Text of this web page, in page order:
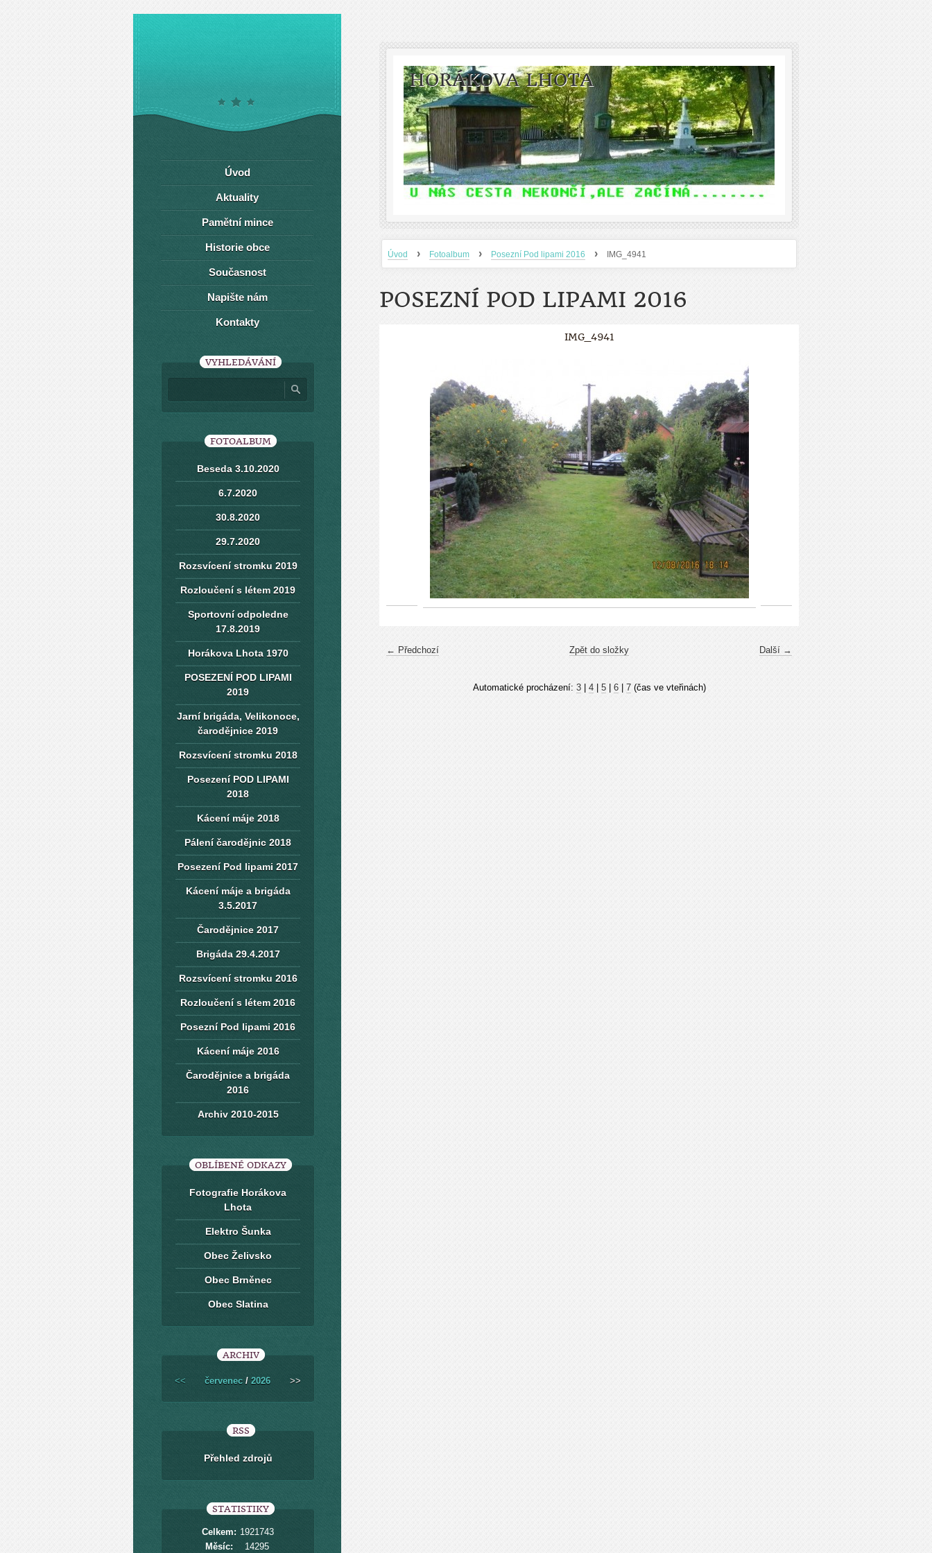
HORÁKOVA LHOTA
Úvod › Fotoalbum › Posezní Pod lipami 2016 › IMG_4941
POSEZNÍ POD LIPAMI 2016
IMG_4941
← Předchozí Další →
Zpět do složky
Automatické procházení: 3| 4| 5| 6| 7(čas ve vteřinách)
Úvod
Aktuality
Pamětní mince
Historie obce
Současnost
Napište nám
Kontakty
VYHLEDÁVÁNÍ
FOTOALBUM
Beseda 3.10.2020
6.7.2020
30.8.2020
29.7.2020
Rozsvícení stromku 2019
Rozloučení s létem 2019
Sportovní odpoledne
17.8.2019
Horákova Lhota 1970
POSEZENÍ POD LIPAMI
2019
Jarní brigáda, Velikonoce,
čarodějnice 2019
Rozsvícení stromku 2018
Posezení POD LIPAMI
2018
Kácení máje 2018
Pálení čarodějnic 2018
Posezení Pod lipami 2017
Kácení máje a brigáda
3.5.2017
Čarodějnice 2017
Brigáda 29.4.2017
Rozsvícení stromku 2016
Rozloučení s létem 2016
Posezní Pod lipami 2016
Kácení máje 2016
Čarodějnice a brigáda
2016
Archiv 2010-2015
OBLÍBENÉ ODKAZY
Fotografie Horákova
Lhota
Elektro Šunka
Obec Želivsko
Obec Brněnec
Obec Slatina
ARCHIV
<< červenec / 2026 >>
RSS
Přehled zdrojů
STATISTIKY
Celkem: 1921743
Měsíc:
14295